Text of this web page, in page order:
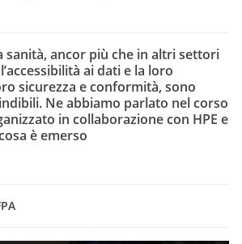
sanità, ancor più che in altri settori
ai dati e la loro
sicurezza e conformità, sono
Ne abbiamo parlato nel corso
in collaborazione con HPE e
è emerso